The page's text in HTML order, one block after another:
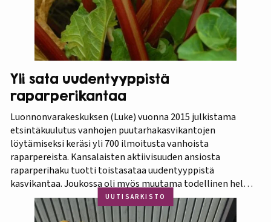
Yli sata uudentyyppistä
raparperikantaa
Luonnonvarakeskuksen (Luke) vuonna 2015 julkistama
etsintäkuulutus vanhojen puutarhakasvikantojen
löytämiseksi keräsi yli 700 ilmoitusta vanhoista
raparpereista. Kansalaisten aktiivisuuden ansiosta
raparperihaku tuotti toistasataa uudentyyppistä
kasvikantaa. Joukossa oli myös muutama todellinen helmi.
Koko aineistosta jatkotutkimuksiin pääsi 375 kasvia, joista
60 prosenttia osoittautui vihreä-punavartiseksi Victoria-
UUTISARKISTO